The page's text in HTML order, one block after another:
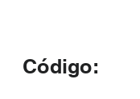
Código: